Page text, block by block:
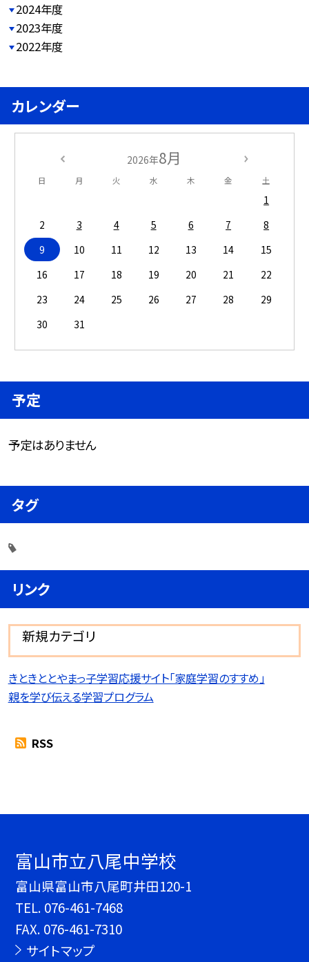
2024年度
2023年度
2022年度
カレンダー
2026年8月
日 月 火 水 木 金 土
1
2
3 4 5 6 7
8
9
10 11 12 13 14
15
16
17 18 19 20 21
22
23
24 25 26 27 28
29
30
31
予定
予定はありません
タグ
リンク
新規カテゴリ
きときととやまっ子学習応援サイト「家庭学習のすすめ」
親を学び伝える学習プログラム
RSS
富山市立八尾中学校
富山県富山市八尾町井田120-1
TEL. 076-461-7468
FAX. 076-461-7310
サイトマップ